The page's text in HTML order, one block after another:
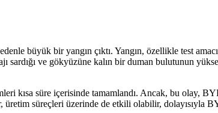
büyük bir yangın çıktı. Yangın, özellikle test
ve gökyüzüne kalın bir duman bulutunun
kısa süre içerisinde tamamlandı. Ancak, bu olay,
süreçleri üzerinde de etkili olabilir, dolayısıyla